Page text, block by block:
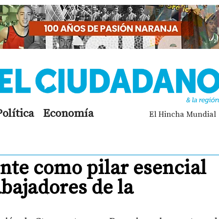
Economía El Hincha Mundial
como pilar esencial
de la